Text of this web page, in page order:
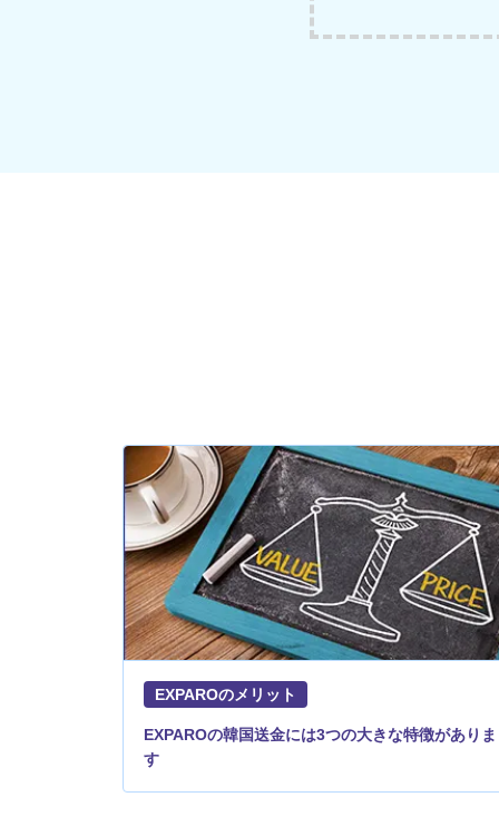
EXPAROのメリット
EXPAROの韓国送金には3つの大きな特徴がありま
す